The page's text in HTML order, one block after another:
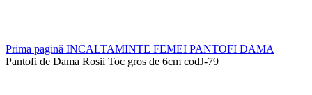
Prima pagină INCALTAMINTE FEMEI PANTOFI DAMA
Pantofi de Dama Rosii Toc gros de 6cm codJ-79